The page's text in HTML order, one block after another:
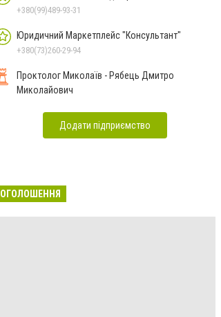
+380(99)489-93-31
Юридичний Маркетплейс "Консультант"
+380(73)260-29-94
Проктолог Миколаїв - Рябець Дмитро
Миколайович
Додати підприємство
ОГОЛОШЕННЯ